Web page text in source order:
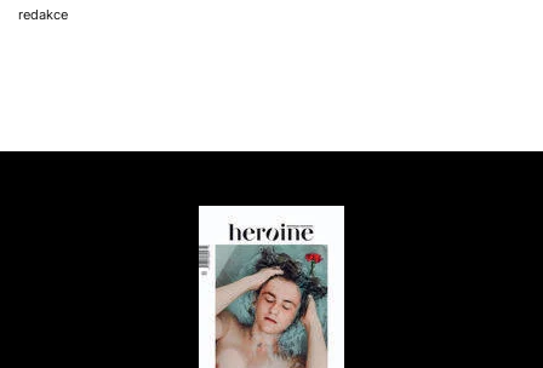
redakce